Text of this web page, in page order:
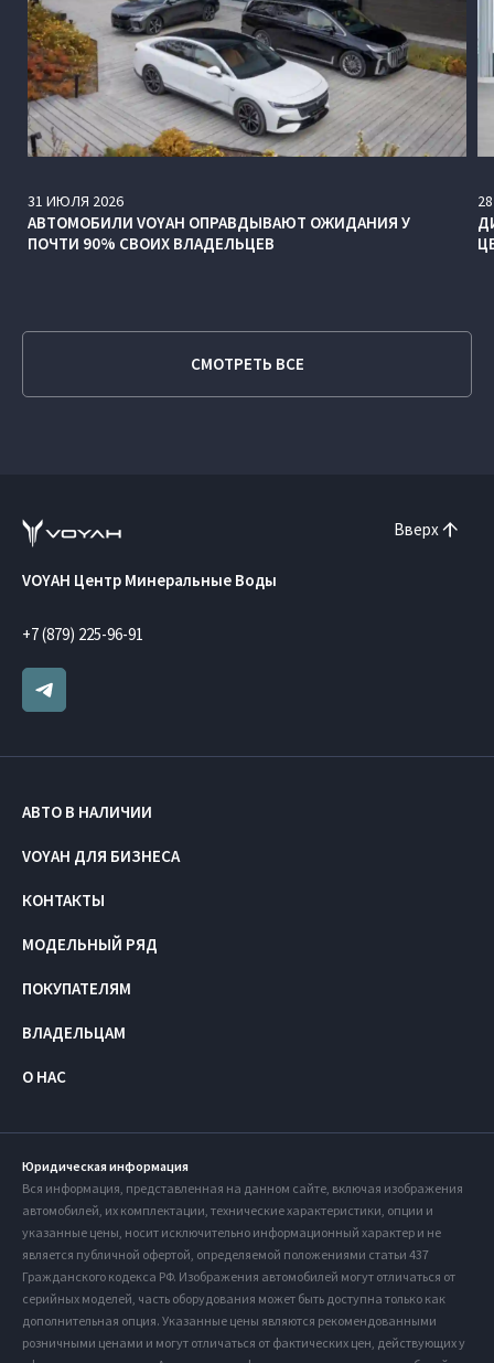
31 ИЮЛЯ 2026
АВТОМОБИЛИ VOYAH ОПРАВДЫВАЮТ ОЖИДАНИЯ У
ПОЧТИ 90% СВОИХ ВЛАДЕЛЬЦЕВ
28
СМОТРЕТЬ ВСЕ
Вверх
VOYAH Центр Минеральные Воды
+7 (879) 225-96-91
АВТО В НАЛИЧИИ
VOYAH ДЛЯ БИЗНЕСА
КОНТАКТЫ
МОДЕЛЬНЫЙ РЯД
ПОКУПАТЕЛЯМ
ВЛАДЕЛЬЦАМ
О НАС
Юридическая информация
Вся информация, представленная на данном сайте, включая изображения
автомобилей, их комплектации, технические характеристики, опции и
указанные цены, носит исключительно информационный характер и не
является публичной офертой, определяемой положениями статьи 437
Гражданского кодекса РФ. Изображения автомобилей могут отличаться от
серийных моделей, часть оборудования может быть доступна только как
дополнительная опция. Указанные цены являются рекомендованными
розничными ценами и могут отличаться от фактических цен, действующих у